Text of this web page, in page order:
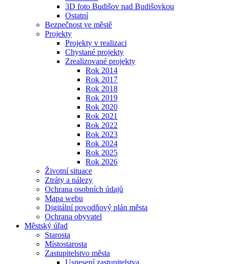
3D foto Budišov nad Budišovkou
Ostatní
Bezpečnost ve městě
Projekty
Projekty v realizaci
Chystané projekty
Zrealizované projekty
Rok 2014
Rok 2017
Rok 2018
Rok 2019
Rok 2020
Rok 2021
Rok 2022
Rok 2023
Rok 2024
Rok 2025
Rok 2026
Životní situace
Ztráty a nálezy
Ochrana osobních údajů
Mapa webu
Digitální povodňový plán města
Ochrana obyvatel
Městský úřad
Starosta
Místostarosta
Zastupitelstvo města
Usnesení zastupitelstva